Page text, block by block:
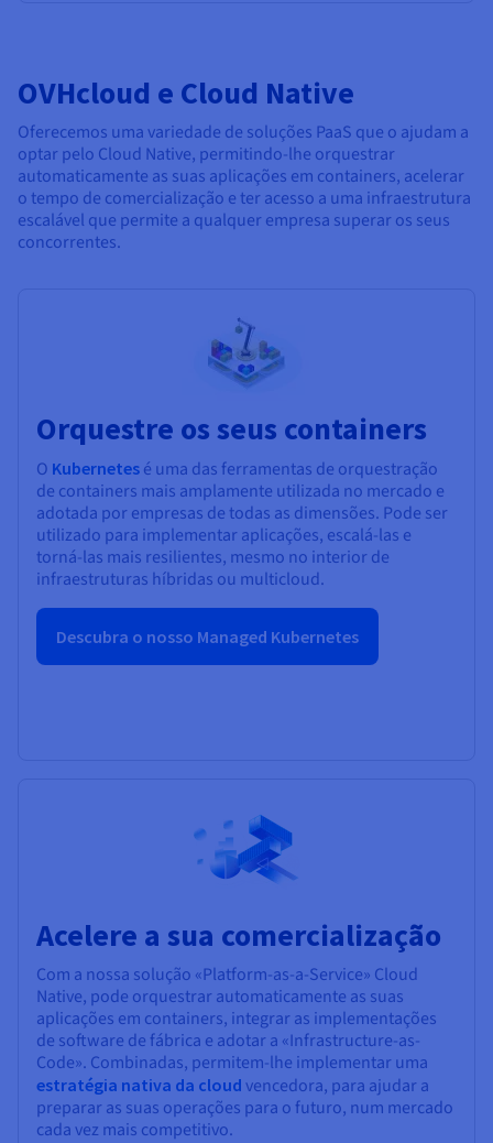
OVHcloud e Cloud Native
Oferecemos uma variedade de soluções PaaS que o ajudam a
optar pelo Cloud Native, permitindo-lhe orquestrar
automaticamente as suas aplicações em containers, acelerar
o tempo de comercialização e ter acesso a uma infraestrutura
escalável que permite a qualquer empresa superar os seus
concorrentes.
Orquestre os seus containers
O Kubernetes é uma das ferramentas de orquestração
de containers mais amplamente utilizada no mercado e
adotada por empresas de todas as dimensões. Pode ser
utilizado para implementar aplicações, escalá-las e
torná-las mais resilientes, mesmo no interior de
infraestruturas híbridas ou multicloud.
Descubra o nosso Managed Kubernetes
Acelere a sua comercialização
Com a nossa solução «Platform-as-a-Service» Cloud
Native, pode orquestrar automaticamente as suas
aplicações em containers, integrar as implementações
de software de fábrica e adotar a «Infrastructure-as-
Code». Combinadas, permitem-lhe implementar uma
estratégia nativa da cloud vencedora, para ajudar a
preparar as suas operações para o futuro, num mercado
cada vez mais competitivo.